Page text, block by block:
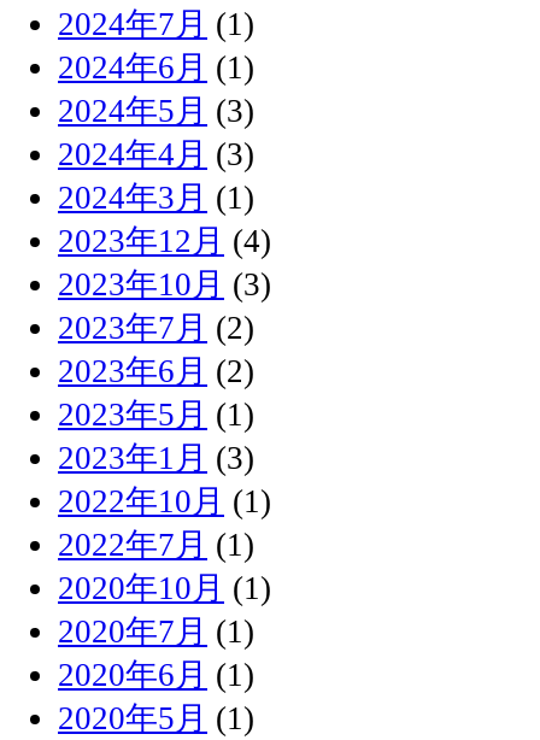
2024年7月 (1)
2024年6月 (1)
2024年5月 (3)
2024年4月 (3)
2024年3月 (1)
2023年12月 (4)
2023年10月 (3)
2023年7月 (2)
2023年6月 (2)
2023年5月 (1)
2023年1月 (3)
2022年10月 (1)
2022年7月 (1)
2020年10月 (1)
2020年7月 (1)
2020年6月 (1)
2020年5月 (1)